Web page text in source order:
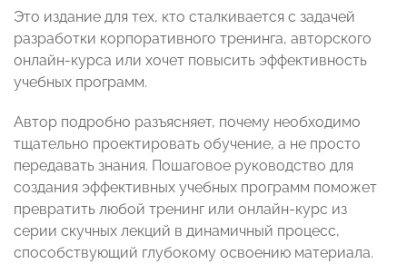
Это издание для тех, кто сталкивается с задачей
разработки корпоративного тренинга, авторского
онлайн-курса или хочет повысить эффективность
учебных программ.
Автор подробно разъясняет, почему необходимо
тщательно проектировать обучение, а не просто
передавать знания. Пошаговое руководство для
создания эффективных учебных программ поможет
превратить любой тренинг или онлайн-курс из
серии скучных лекций в динамичный процесс,
способствующий глубокому освоению материала.